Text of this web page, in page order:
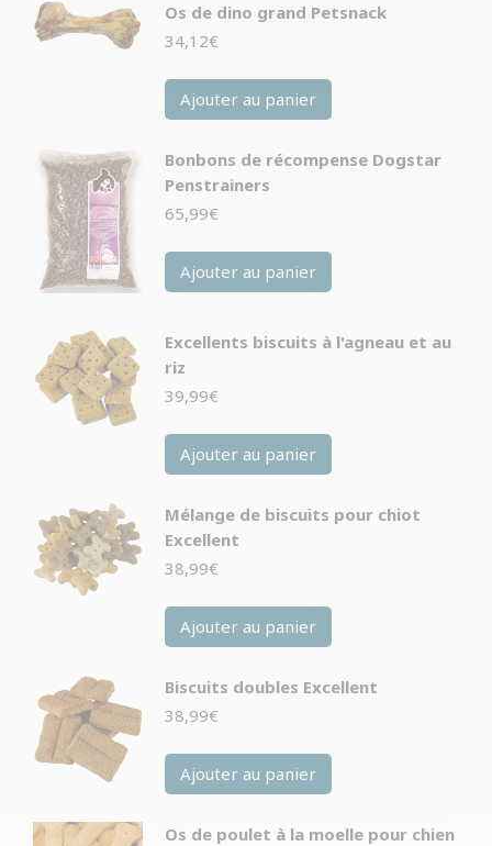
Os de dino grand Petsnack
34,12€
Ajouter au panier
Bonbons de récompense Dogstar
Penstrainers
65,99€
Ajouter au panier
Excellents biscuits à l'agneau et au
riz
39,99€
Ajouter au panier
Mélange de biscuits pour chiot
Excellent
38,99€
Ajouter au panier
Biscuits doubles Excellent
38,99€
Ajouter au panier
Os de poulet à la moelle pour chien